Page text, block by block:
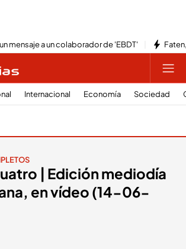
mensaje a un colaborador de 'EBDT'
Internacional Economía Sociedad
| Edición mediodía
en vídeo (14-06-